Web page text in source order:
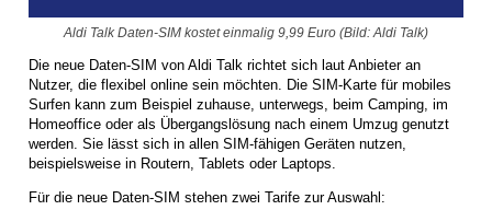
Aldi Talk Daten-SIM kostet einmalig 9,99 Euro (Bild: Aldi Talk)
Die neue Daten-SIM von Aldi Talk richtet sich laut Anbieter an
Nutzer, die flexibel online sein möchten. Die SIM-Karte für mobiles
Surfen kann zum Beispiel zuhause, unterwegs, beim Camping, im
Homeoffice oder als Übergangslösung nach einem Umzug genutzt
werden. Sie lässt sich in allen SIM-fähigen Geräten nutzen,
beispielsweise in Routern, Tablets oder Laptops.
Für die neue Daten-SIM stehen zwei Tarife zur Auswahl: